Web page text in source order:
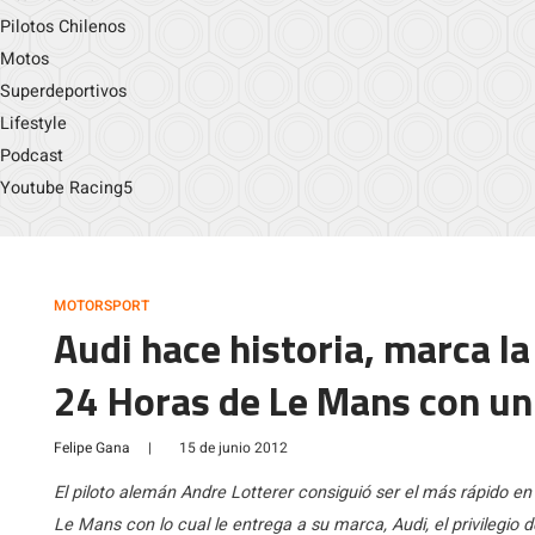
Pilotos Chilenos
Motos
Superdeportivos
Lifestyle
Podcast
Youtube Racing5
MOTORSPORT
Audi hace historia, marca
24 Horas de Le Mans con
Felipe Gana | 15 de junio 2012
El piloto alemán Andre Lotterer consiguió ser el más rápido
Le Mans con lo cual le entrega a su marca, Audi, el